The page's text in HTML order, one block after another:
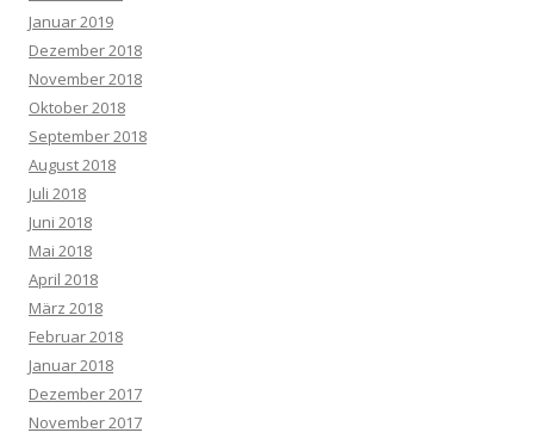
Januar 2019
Dezember 2018
November 2018
Oktober 2018
September 2018
August 2018
Juli 2018
Juni 2018
Mai 2018
April 2018
März 2018
Februar 2018
Januar 2018
Dezember 2017
November 2017